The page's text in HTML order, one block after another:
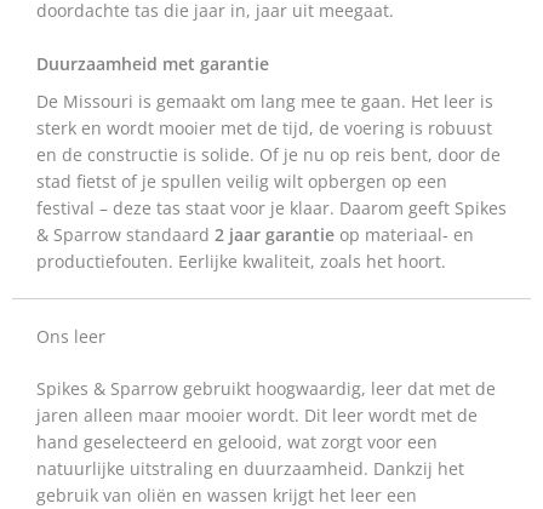
doordachte tas die jaar in, jaar uit meegaat.
Duurzaamheid met garantie
De Missouri is gemaakt om lang mee te gaan. Het leer is
sterk en wordt mooier met de tijd, de voering is robuust
en de constructie is solide. Of je nu op reis bent, door de
stad fietst of je spullen veilig wilt opbergen op een
festival – deze tas staat voor je klaar. Daarom geeft Spikes
& Sparrow standaard 2 jaar garantie op materiaal- en
productiefouten. Eerlijke kwaliteit, zoals het hoort.
Ons leer
Spikes & Sparrow gebruikt hoogwaardig, leer dat met de
jaren alleen maar mooier wordt. Dit leer wordt met de
hand geselecteerd en gelooid, wat zorgt voor een
natuurlijke uitstraling en duurzaamheid. Dankzij het
gebruik van oliën en wassen krijgt het leer een